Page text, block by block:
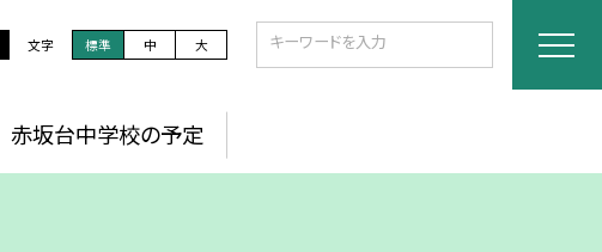
文字 標準 中 大
赤坂台中学校の予定